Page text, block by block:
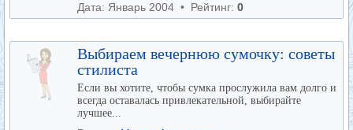
Дата: Январь 2004 • Рейтинг: 0
Выбираем вечернюю сумочку: советы
стилиста
Если вы хотите, чтобы сумка прослужила вам долго и
всегда оставалась привлекательной, выбирайте
лучшее...